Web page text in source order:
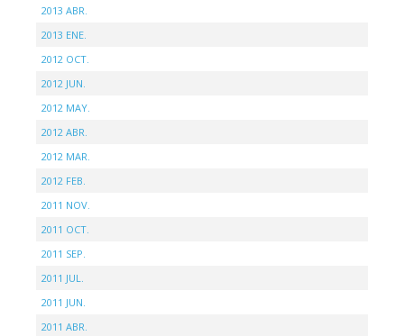
2013 ABR.
2013 ENE.
2012 OCT.
2012 JUN.
2012 MAY.
2012 ABR.
2012 MAR.
2012 FEB.
2011 NOV.
2011 OCT.
2011 SEP.
2011 JUL.
2011 JUN.
2011 ABR.